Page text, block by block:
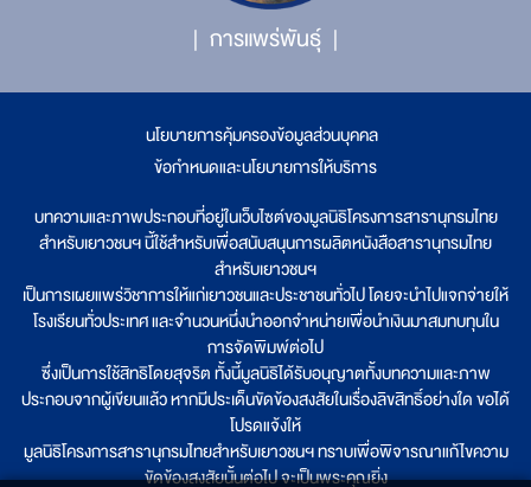
การแพร่พันธุ์
นโยบายการคุ้มครองข้อมูลส่วนบุคคล
ข้อกำหนดและนโยบายการให้บริการ
บทความและภาพประกอบที่อยู่ในเว็บไซต์ของมูลนิธิโครงการสารานุกรมไทย
สำหรับเยาวชนฯ นี้ใช้สำหรับเพื่อสนับสนุนการผลิตหนังสือสารานุกรมไทย
สำหรับเยาวชนฯ
เป็นการเผยแพร่วิชาการให้แก่เยาวชนและประชาชนทั่วไป โดยจะนำไปแจกจ่ายให้
โรงเรียนทั่วประเทศ และจำนวนหนึ่งนำออกจำหน่ายเพื่อนำเงินมาสมทบทุนใน
การจัดพิมพ์ต่อไป
ซึ่งเป็นการใช้สิทธิโดยสุจริต ทั้งนี้มูลนิธิได้รับอนุญาตทั้งบทความและภาพ
ประกอบจากผู้เขียนแล้ว หากมีประเด็นขัดข้องสงสัยในเรื่องลิขสิทธิ์อย่างใด ขอได้
โปรดแจ้งให้
มูลนิธิโครงการสารานุกรมไทยสำหรับเยาวชนฯ ทราบเพื่อพิจารณาแก้ไขความ
ขัดข้องสงสัยนั้นต่อไป จะเป็นพระคุณยิ่ง